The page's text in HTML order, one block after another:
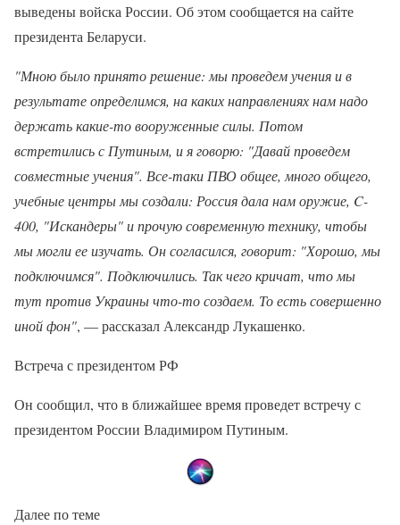
выведены войска России. Об этом сообщается на сайте
президента Беларуси.
"Мною было принято решение: мы проведем учения и в
результате определимся, на каких направлениях нам надо
держать какие-то вооруженные силы. Потом
встретились с Путиным, и я говорю: "Давай проведем
совместные учения". Все-таки ПВО общее, много общего,
учебные центры мы создали: Россия дала нам оружие, C-
400, "Искандеры" и прочую современную технику, чтобы
мы могли ее изучать. Он согласился, говорит: "Хорошо, мы
подключимся". Подключились. Так чего кричат, что мы
тут против Украины что-то создаем. То есть совершенно
иной фон", — рассказал Александр Лукашенко.
Встреча с президентом РФ
Он сообщил, что в ближайшее время проведет встречу с
президентом России Владимиром Путиным.
Далее по теме